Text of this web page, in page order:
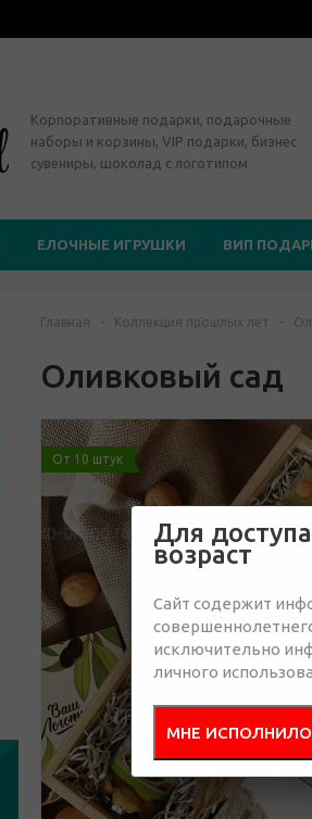
Корпоративные подарки, подарочные
наборы и корзины, VIP подарки, бизнес
сувениры, шоколад с логотипом
ЕЛОЧНЫЕ ИГРУШКИ ВИП
Главная - Коллекция прошлых лет -
Оливковый сад
От 10 штук
Для
возраст
Сайт содержит
исключительно
личного
МНЕ